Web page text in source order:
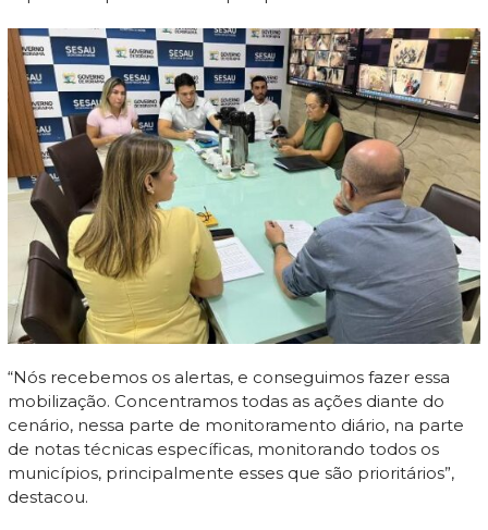
“Nós recebemos os alertas, e conseguimos fazer essa
mobilização. Concentramos todas as ações diante do
cenário, nessa parte de monitoramento diário, na parte
de notas técnicas específicas, monitorando todos os
municípios, principalmente esses que são prioritários”,
destacou.